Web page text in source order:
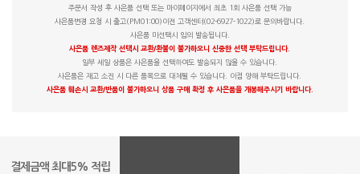
주문서 작성 후 사은품 선택 또는 마이페이지에서 최초 1회 사은품 선택 가능
사은품변경 요청 시 출고(PM01:00)이전 고객센터(02-6927-1022)로 문의바랍니다.
사은품 미선택시 임의 발송됩니다.
사은품 렌즈제작 선택시 교환/환불이 불가하오니 신중한 선택 부탁드립니다.
일부 세일 상품은 사은품을 선택하여도 발송되지 않을 수 있습니다.
사은품은 재고 소진 시 다른 품목으로 대체될 수 있습니다. 이점 양해 부탁드립니다.
사은품 훼손시 교환/반품이 불가하오니 상품 구매 확정 후 사은품을 개봉해주시기 바랍니다.
결제금액 최대5% 적립